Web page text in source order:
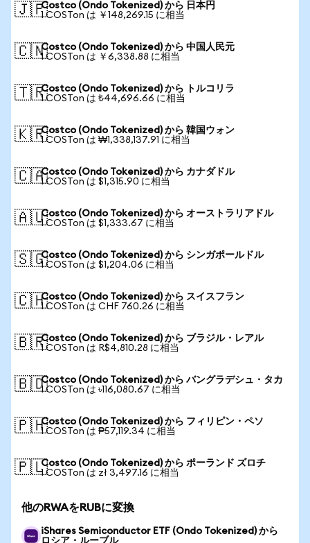
🇯🇵Costco (Ondo Tokenized) から 日本円
1 COSTon は ￥148,269.15 に相当
🇨🇳Costco (Ondo Tokenized) から 中国人民元
1 COSTon は ￥6,338.88 に相当
🇹🇷Costco (Ondo Tokenized) から トルコリラ
1 COSTon は ₺44,696.66 に相当
🇰🇷Costco (Ondo Tokenized) から 韓国ウォン
1 COSTon は ₩1,338,137.91 に相当
🇨🇦Costco (Ondo Tokenized) から カナダドル
1 COSTon は $1,315.90 に相当
🇦🇺Costco (Ondo Tokenized) から オーストラリアドル
1 COSTon は $1,333.67 に相当
🇸🇬Costco (Ondo Tokenized) から シンガポールドル
1 COSTon は $1,204.06 に相当
🇨🇭Costco (Ondo Tokenized) から スイスフラン
1 COSTon は CHF 760.26 に相当
🇧🇷Costco (Ondo Tokenized) から ブラジル・レアル
1 COSTon は R$4,810.28 に相当
🇧🇩Costco (Ondo Tokenized) から バングラデシュ・タカ
1 COSTon は ৳116,080.67 に相当
🇵🇭Costco (Ondo Tokenized) から フィリピン・ペソ
1 COSTon は ₱57,119.34 に相当
🇵🇱Costco (Ondo Tokenized) から ポーランド ズロチ
1 COSTon は zł 3,497.16 に相当
他のRWAをRUBに変換
iShares Semiconductor ETF (Ondo Tokenized) から
ロシア・ルーブル